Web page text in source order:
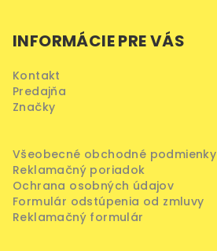
INFORMÁCIE PRE VÁS
Kontakt
Predajňa
Značky
Všeobecné obchodné podmienky
Reklamačný poriadok
Ochrana osobných údajov
Formulár odstúpenia od zmluvy
Reklamačný formulár